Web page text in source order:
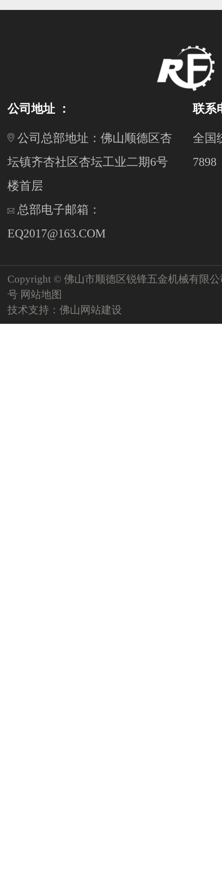
公司地址 ：
公司总部地址：佛山顺德区杏
坛镇齐杏社区杏坛工业二期6号
楼首层
总部电子邮箱：
EQ2017@163.COM
联系
全国
7898
Copyright © 佛山市顺德区锐锋五金机械有限
号 网站地图
技术支持： 佛山网站建设